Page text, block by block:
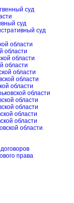
суд
суд
суд
области
области
области
области
области
области
области
области
области
области
области
области
области
права